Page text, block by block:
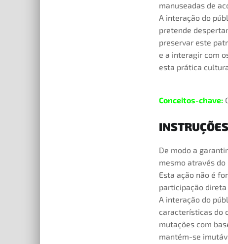
manuseadas de
A interação do
pretende
preservar este
e a interagir com
esta prática
Conceitos-chave:
De modo a
mesmo através
Esta ação não é
participação
A interação do
características do
mutações com
mantém-se